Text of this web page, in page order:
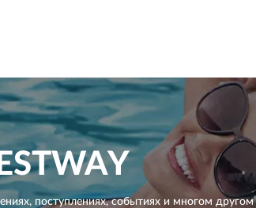
поступлениях, событиях и многом другом